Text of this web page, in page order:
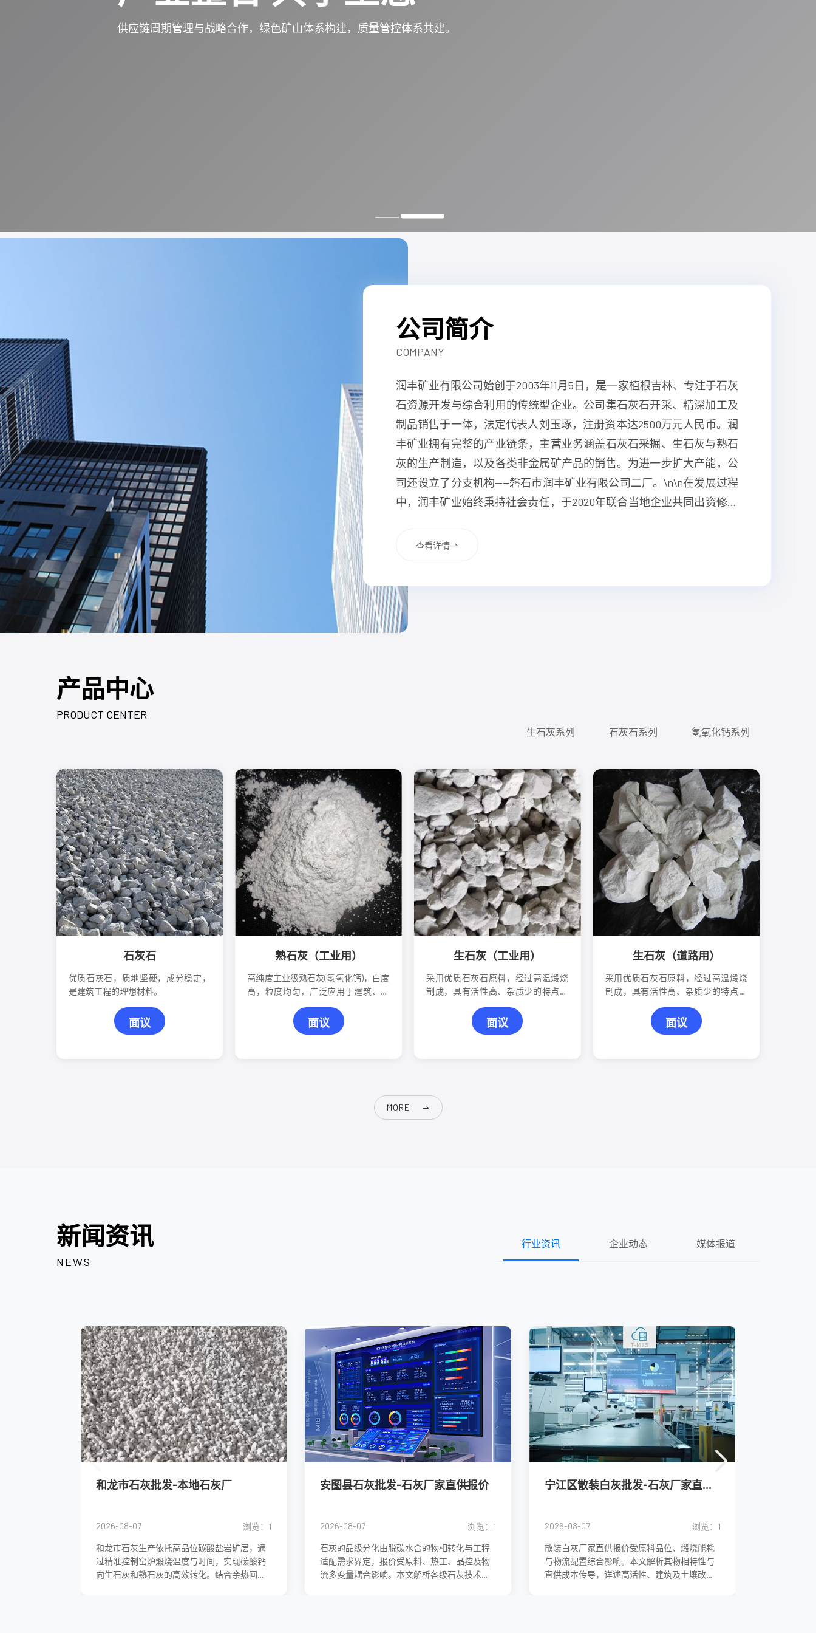
供应链周期管理与战略合作，绿色矿山体系构建，质量管控体系共建。
公司简介
COMPANY
润丰矿业有限公司始创于2003年11月5日，是一家植根吉林、专注于石灰
石资源开发与综合利用的传统型企业。公司集石灰石开采、精深加工及
制品销售于一体，法定代表人刘玉琢，注册资本达2500万元人民币。润
丰矿业拥有完整的产业链条，主营业务涵盖石灰石采掘、生石灰与熟石
灰的生产制造，以及各类非金属矿产品的销售。为进一步扩大产能，公
司还设立了分支机构——磐石市润丰矿业有限公司二厂。\n\n在发展过程
中，润丰矿业始终秉持社会责任，于2020年联合当地企业共同出资修建
的矿业公司与值得信赖的石灰产品供应商，润丰矿业致力于为客户提供
查看详情
产品中心
PRODUCT CENTER
生石灰系列 石灰石系列 氢氧化钙系列
石灰石
优质石灰石，质地坚硬，成分稳定，
是建筑工程的理想材料。
面议
熟石灰（工业用）
高纯度工业级熟石灰(氢氧化钙)，白度
高，粒度均匀，广泛应用于建筑、材
面议
生石灰（工业用）
采用优质石灰石原料，经过高温煅烧
制成，具有活性高、杂质少的特点，
面议
生石灰（道路用）
采用优质石灰石原料，经过高温煅烧
制成，具有活性高、杂质少的特点，
面议
MORE
新闻资讯
NEWS
行业资讯 企业动态 媒体报道
和龙市石灰批发-本地石灰厂
2026-08-07 浏览：1
和龙市石灰生产依托高品位碳酸盐岩矿层，通
过精准控制窑炉煅烧温度与时间，实现碳酸钙
向生石灰和熟石灰的高效转化。结合余热回收
安图县石灰批发-石灰厂家直供报价
2026-08-07 浏览：1
石灰的品级分化由脱碳水合的物相转化与工程
适配需求界定，报价受原料、热工、品控及物
流多变量耦合影响。本文解析各级石灰技术指
宁江区散装白灰批发-石灰厂家直供报价
2026-08-07 浏览：1
散装白灰厂家直供报价受原料品位、煅烧能耗
与物流配置综合影响。本文解析其物相特性与
直供成本传导，详述高活性、建筑及土壤改良